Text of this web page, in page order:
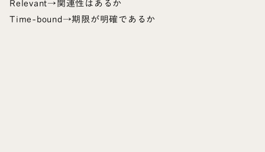
Time-bound→期限が明確であるか